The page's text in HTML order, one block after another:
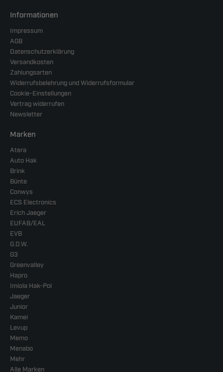
Informationen
Impressum
AGB
Datenschutzerklärung
Versandkosten
Zahlungsarten
Widerrufsbelehrung und Widerrufsformular
Cookie-Einstellungen
Vertrag widerrufen
Newsletter
Marken
Atera
Auto Hak
Brink
Bünte
Conwys
ECS Electronics
Erich Jaeger
EUFAB/EAL
EVB
G.D.W.
G3
Greenvalley
Hapro
Imiola Hak-Pol
Jaeger
Junior
Kamei
Levup
Memo
Menabo
Mehr
Alle Marken